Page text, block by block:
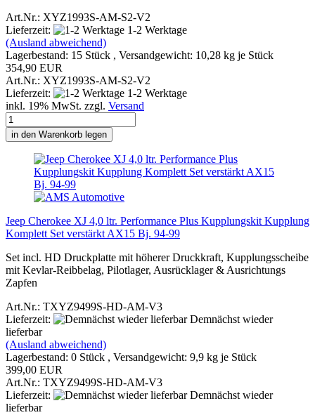
Art.Nr.: XYZ1993S-AM-S2-V2
Lieferzeit:
1-2 Werktage
(Ausland abweichend)
Lagerbestand: 15 Stück , Versandgewicht: 10,28 kg je Stück
354,90 EUR
Art.Nr.: XYZ1993S-AM-S2-V2
Lieferzeit:
1-2 Werktage
inkl. 19% MwSt. zzgl. Versand
in den Warenkorb legen
Jeep Cherokee XJ 4,0 ltr. Performance Plus Kupplungskit Kupplung
Komplett Set verstärkt AX15 Bj. 94-99
Set incl. HD Druckplatte mit höherer Druckkraft, Kupplungsscheibe
mit Kevlar-Reibbelag, Pilotlager, Ausrücklager & Ausrichtungs
Zapfen
Art.Nr.: TXYZ9499S-HD-AM-V3
Lieferzeit:
Demnächst wieder
lieferbar
(Ausland abweichend)
Lagerbestand: 0 Stück , Versandgewicht: 9,9 kg je Stück
399,00 EUR
Art.Nr.: TXYZ9499S-HD-AM-V3
Lieferzeit:
Demnächst wieder
lieferbar